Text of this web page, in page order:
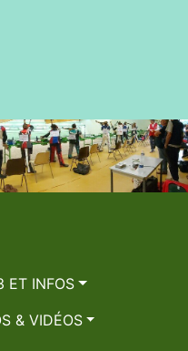
ET INFOS
& VIDÉOS